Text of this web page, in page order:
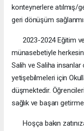
konteynerlere atılmış/
geri dönüşüm
2023-2024 Eğitim ve
münasebetiyle herkesin
Salih ve Saliha
yetişebilmeleri için
düşmektedir.
sağlık ve başarı
Hoşça bakın